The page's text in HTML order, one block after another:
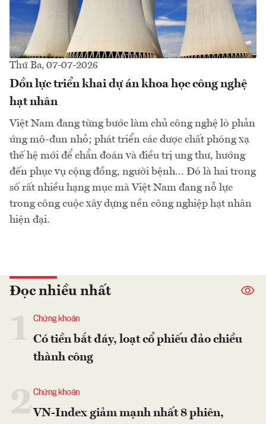
Thứ Ba, 07-07-2026
Dồn lực triển khai dự án khoa học công nghệ
hạt nhân
Việt Nam đang từng bước làm chủ công nghệ lò phản
ứng mô-đun nhỏ; phát triển các dược chất phóng xạ
thế hệ mới để chẩn đoán và điều trị ung thư, hướng
đến phục vụ cộng đồng, người bệnh... Đó là hai trong
số rất nhiều hạng mục mà Việt Nam đang nỗ lực
trong công cuộc xây dựng nền công nghiệp hạt nhân
hiện đại.
Đọc nhiều nhất
Chứng khoán
Có tiền bắt đáy, loạt cổ phiếu đảo chiều
thành công
2Chứng khoán
VN-Index giảm mạnh nhất 8 phiên,